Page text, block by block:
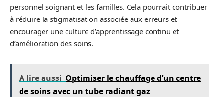
personnel soignant et les familles. Cela pourrait contribuer
à réduire la stigmatisation associée aux erreurs et
encourager une culture d’apprentissage continu et
d’amélioration des soins.
A lire aussi Optimiser le chauffage d’un centre
de soins avec un tube radiant gaz